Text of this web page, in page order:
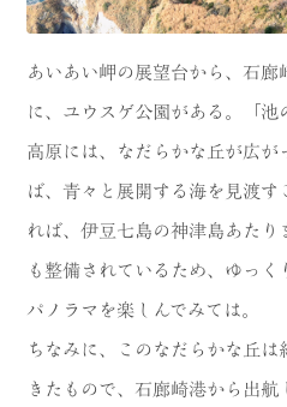
あいあい岬の展望台から、石廊
に、ユウスゲ公園がある。「池
高原には、なだらかな丘が広が
ば、青々と展開する海を見渡
れば、伊豆七島の神津島あた
も整備されているため、ゆっく
パノラマを楽しんでみては。
ちなみに、このなだらかな丘
きたもので、石廊崎港から出